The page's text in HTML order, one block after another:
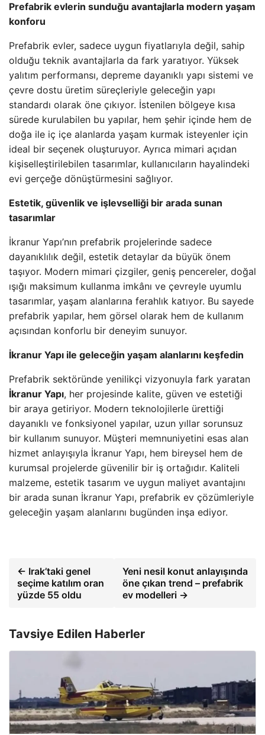
Prefabrik evlerin sunduğu avantajlarla modern yaşam
konforu
Prefabrik evler, sadece uygun fiyatlarıyla değil, sahip
olduğu teknik avantajlarla da fark yaratıyor. Yüksek
yalıtım performansı, depreme dayanıklı yapı sistemi ve
çevre dostu üretim süreçleriyle geleceğin yapı
standardı olarak öne çıkıyor. İstenilen bölgeye kısa
sürede kurulabilen bu yapılar, hem şehir içinde hem de
doğa ile iç içe alanlarda yaşam kurmak isteyenler için
ideal bir seçenek oluşturuyor. Ayrıca mimari açıdan
kişiselleştirilebilen tasarımlar, kullanıcıların hayalindeki
evi gerçeğe dönüştürmesini sağlıyor.
Estetik, güvenlik ve işlevselliği bir arada sunan
tasarımlar
İkranur Yapı’nın prefabrik projelerinde sadece
dayanıklılık değil, estetik detaylar da büyük önem
taşıyor. Modern mimari çizgiler, geniş pencereler, doğal
ışığı maksimum kullanma imkânı ve çevreyle uyumlu
tasarımlar, yaşam alanlarına ferahlık katıyor. Bu sayede
prefabrik yapılar, hem görsel olarak hem de kullanım
açısından konforlu bir deneyim sunuyor.
İkranur Yapı ile geleceğin yaşam alanlarını keşfedin
Prefabrik sektöründe yenilikçi vizyonuyla fark yaratan
İkranur Yapı, her projesinde kalite, güven ve estetiği
bir araya getiriyor. Modern teknolojilerle ürettiği
dayanıklı ve fonksiyonel yapılar, uzun yıllar sorunsuz
bir kullanım sunuyor. Müşteri memnuniyetini esas alan
hizmet anlayışıyla İkranur Yapı, hem bireysel hem de
kurumsal projelerde güvenilir bir iş ortağıdır. Kaliteli
malzeme, estetik tasarım ve uygun maliyet avantajını
bir arada sunan İkranur Yapı, prefabrik ev çözümleriyle
geleceğin yaşam alanlarını bugünden inşa ediyor.
← Irak’taki genel
seçime katılım oran
yüzde 55 oldu
Yeni nesil konut anlayışında
öne çıkan trend – prefabrik
ev modelleri →
Tavsiye Edilen Haberler